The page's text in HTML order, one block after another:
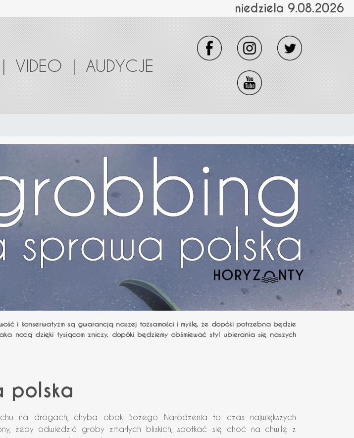
niedziela 9.08.2026
| VIDEO | AUDYCJE
i konserwatyzm są gwarancją naszej tożsamości i myślę, że dopóki potrzebna będzie
nocą dzięki tysiącom zniczy, dopóki będziemy obśmiewać styl ubierania się naszych
polska
na drogach, chyba obok Bożego Narodzenia to czas największych
żeby odwiedzić groby zmarłych bliskich, spotkać się choć na chwilę z